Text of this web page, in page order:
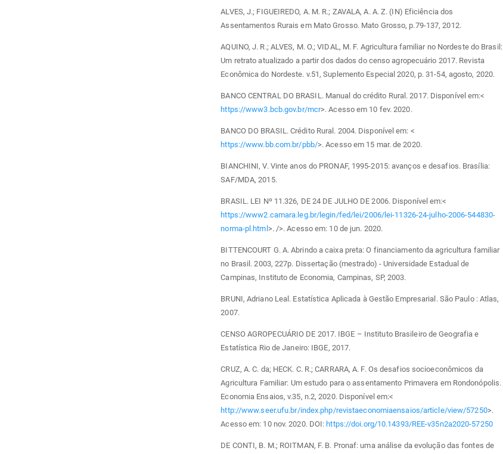
ALVES, J.; FIGUEIREDO, A. M. R.; ZAVALA, A. A. Z. (IN) Eficiência dos
Assentamentos Rurais em Mato Grosso. Mato Grosso, p.79-137, 2012.
AQUINO, J. R.; ALVES, M. O.; VIDAL, M. F. Agricultura familiar no Nordeste do Brasil:
Um retrato atualizado a partir dos dados do censo agropecuário 2017. Revista
Econômica do Nordeste. v.51, Suplemento Especial 2020, p. 31-54, agosto, 2020.
BANCO CENTRAL DO BRASIL. Manual do crédito Rural. 2017. Disponível em:<
https://www3.bcb.gov.br/mcr>. Acesso em 10 fev. 2020.
BANCO DO BRASIL. Crédito Rural. 2004. Disponível em: <
https://www.bb.com.br/pbb/>. Acesso em 15 mar. de 2020.
BIANCHINI, V. Vinte anos do PRONAF, 1995-2015: avanços e desafios. Brasília:
SAF/MDA, 2015.
BRASIL. LEI Nº 11.326, DE 24 DE JULHO DE 2006. Disponível em:<
https://www2.camara.leg.br/legin/fed/lei/2006/lei-11326-24-julho-2006-544830-
norma-pl.html >. />. Acesso em: 10 de jun. 2020.
BITTENCOURT G. A. Abrindo a caixa preta: O financiamento da agricultura familiar
no Brasil. 2003, 227p. Dissertação (mestrado) - Universidade Estadual de
Campinas, Instituto de Economia, Campinas, SP, 2003.
BRUNI, Adriano Leal. Estatística Aplicada à Gestão Empresarial. São Paulo : Atlas,
2007.
CENSO AGROPECUÁRIO DE 2017. IBGE – Instituto Brasileiro de Geografia e
Estatística Rio de Janeiro: IBGE, 2017.
CRUZ, A. C. da; HECK. C. R.; CARRARA, A. F. Os desafios socioeconômicos da
Agricultura Familiar: Um estudo para o assentamento Primavera em Rondonópolis.
Economia Ensaios, v.35, n.2, 2020. Disponível em:<
http://www.seer.ufu.br/index.php/revistaeconomiaensaios/article/view/57250>.
Acesso em: 10 nov. 2020. DOI: https://doi.org/10.14393/REE-v35n2a2020-57250
DE CONTI, B. M.; ROITMAN, F. B. Pronaf: uma análise da evolução das fontes de